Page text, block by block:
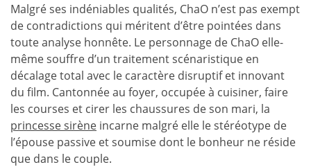
Malgré ses indéniables qualités, ChaO n’est pas exempt
de contradictions qui méritent d’être pointées dans
toute analyse honnête. Le personnage de ChaO elle-
même souffre d’un traitement scénaristique en
décalage total avec le caractère disruptif et innovant
du film. Cantonnée au foyer, occupée à cuisiner, faire
les courses et cirer les chaussures de son mari, la
princesse sirène incarne malgré elle le stéréotype de
l’épouse passive et soumise dont le bonheur ne réside
que dans le couple.